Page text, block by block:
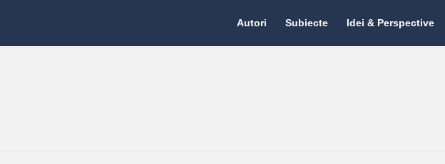
Citate.ro
Autori Subiecte Idei & Perspective